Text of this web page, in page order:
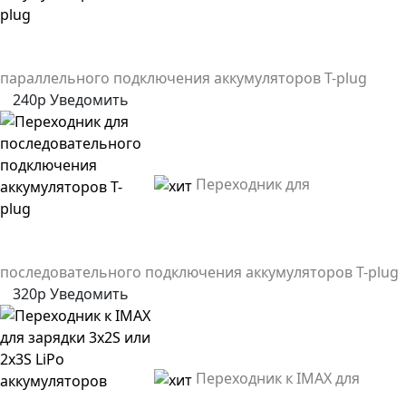
параллельного подключения аккумуляторов T-plug
240р Уведомить
Переходник для
последовательного подключения аккумуляторов T-plug
320р Уведомить
Переходник к IMAX для